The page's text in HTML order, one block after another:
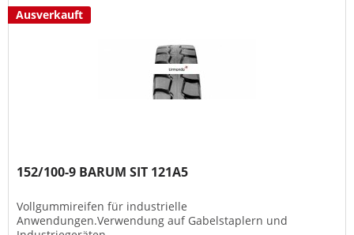
Ausverkauft
152/100-9 BARUM SIT 121A5
Vollgummireifen für industrielle
Anwendungen.Verwendung auf Gabelstaplern und